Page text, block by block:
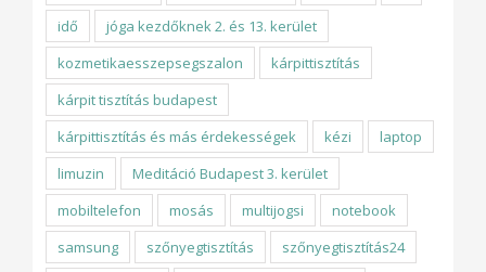
idő
jóga kezdőknek 2. és 13. kerület
kozmetikaesszepsegszalon
kárpittisztítás
kárpit tisztítás budapest
kárpittisztítás és más érdekességek
kézi
laptop
limuzin
Meditáció Budapest 3. kerület
mobiltelefon
mosás multijogsi
notebook
samsung
szőnyegtisztítás
szőnyegtisztítás24